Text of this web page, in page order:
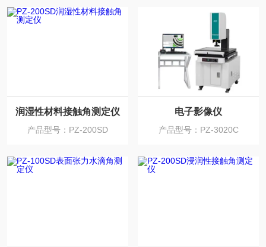
润湿性材料接触角测定仪
产品型号：PZ-200SD
电子影像仪
产品型号：PZ-3020C